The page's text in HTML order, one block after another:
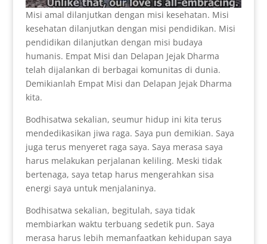
Misi amal dilanjutkan dengan misi kesehatan. Misi
kesehatan dilanjutkan dengan misi pendidikan. Misi
pendidikan dilanjutkan dengan misi budaya
humanis. Empat Misi dan Delapan Jejak Dharma
telah dijalankan di berbagai komunitas di dunia.
Demikianlah Empat Misi dan Delapan Jejak Dharma
kita.
Bodhisatwa sekalian, seumur hidup ini kita terus
mendedikasikan jiwa raga. Saya pun demikian. Saya
juga terus menyeret raga saya. Saya merasa saya
harus melakukan perjalanan keliling. Meski tidak
bertenaga, saya tetap harus mengerahkan sisa
energi saya untuk menjalaninya.
Bodhisatwa sekalian, begitulah, saya tidak
membiarkan waktu terbuang sedetik pun. Saya
merasa harus lebih memanfaatkan kehidupan saya